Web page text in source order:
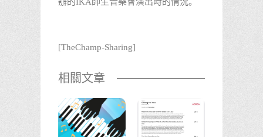
[TheChamp-Sharing]
相關文章